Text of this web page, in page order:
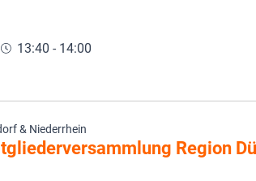
13:40 - 14:00
& Niederrhein
Region